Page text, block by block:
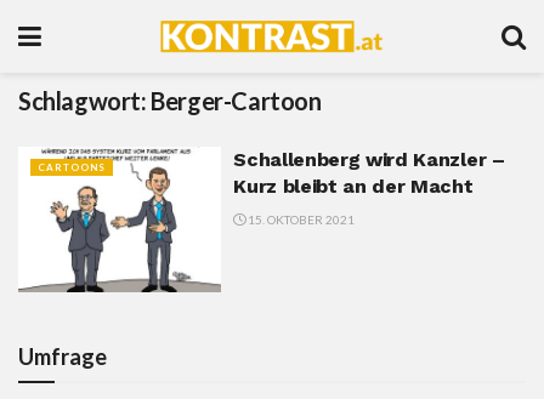
Schlagwort: Berger-Cartoon
CARTOONS
Schallenberg wird Kanzler –
Kurz bleibt an der Macht
15. OKTOBER 2021
Umfrage